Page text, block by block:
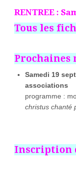
RENTREE :
Tous les
Samedi 19
associations
programme :
christus chanté
Inscription